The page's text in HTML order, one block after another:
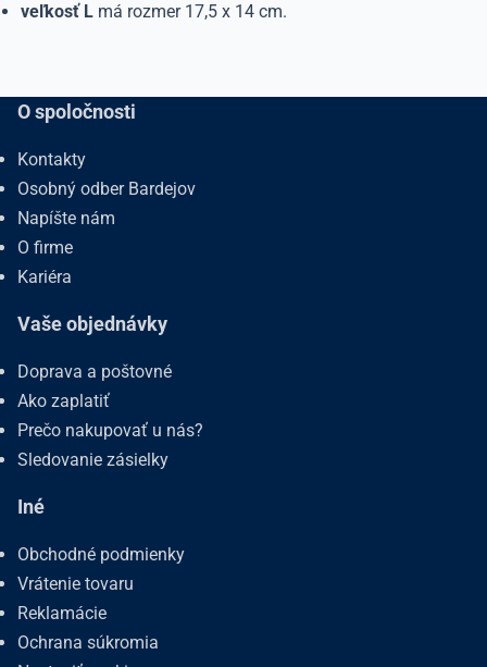
veľkosť L má rozmer 17,5 x 14 cm.
O spoločnosti
Kontakty
Osobný odber Bardejov
Napíšte nám
O firme
Kariéra
Vaše objednávky
Doprava a poštovné
Ako zaplatiť
Prečo nakupovať u nás?
Sledovanie zásielky
Iné
Obchodné podmienky
Vrátenie tovaru
Reklamácie
Ochrana súkromia